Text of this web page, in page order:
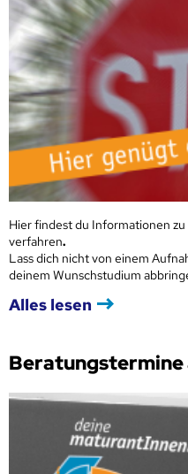
Hier findest du Informationen
verfahren.
Lass dich nicht von einem
deinem Wunschstudium
Alles lesen
Beratungstermine